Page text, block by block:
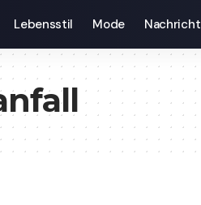
Lebensstil Mode Nachricht